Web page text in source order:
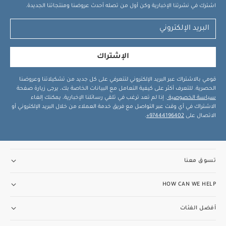
اشترك في نشرتنا الإخبارية وكن أول من تصله أحدث عروضنا ومنتجاتنا الجديدة.
الإشتراك
قومي بالاشتراك عبر البريد الإلكتروني لتتعرفي على كل جديد من تشكيلاتنا وعروضنا
الحصرية. للتعرف أكثر على كيفية التعامل مع البيانات الخاصة بك، يرجى زيارة صفحة
سياسة الخصوصية . إذا لم تعد ترغب في تلقي رسائلنا الإخبارية، يمكنك إلغاء
الاشتراك في أي وقت عبر التواصل مع فريق خدمة العملاء من خلال البريد الإلكتروني أو
الاتصال على 97444196402+
.
تسوق معنا
HOW CAN WE HELP
أفضل الفئات